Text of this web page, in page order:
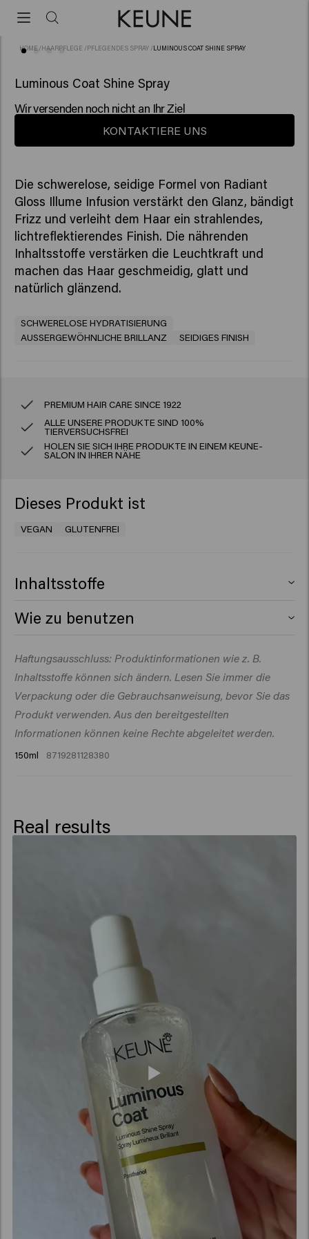
HOME /HAARPFLEGE /PFLEGENDES SPRAY /LUMINOUS COAT SHINE SPRAY
Luminous Coat Shine Spray
Wir versenden noch nicht an Ihr Ziel
KONTAKTIERE UNS
Die schwerelose, seidige Formel von Radiant
Gloss Illume Infusion verstärkt den Glanz, bändigt
Frizz und verleiht dem Haar ein strahlendes,
lichtreflektierendes Finish. Die nährenden
Inhaltsstoffe verstärken die Leuchtkraft und
machen das Haar geschmeidig, glatt und
natürlich glänzend.
SCHWERELOSE HYDRATISIERUNG
AUSSERGEWÖHNLICHE BRILLANZ
SEIDIGES FINISH
PREMIUM HAIR CARE SINCE 1922
ALLE UNSERE PRODUKTE SIND 100%
TIERVERSUCHSFREI
HOLEN SIE SICH IHRE PRODUKTE IN EINEM KEUNE-
SALON IN IHRER NÄHE
Dieses Produkt ist
VEGAN GLUTENFREI
Inhaltsstoffe
Dipropylene Glycol, Phenoxyethanol, Polysilicone-29,
Panthenol, Parfum (Fragrance), CI 77891/Titanium
Dioxide, Mica, Octenidine HCl, Tin Oxide,
Hexamethylindanopyran, Linalyl Acetate.
Wie zu benutzen
aktivieren. Wie gewünscht stylen.
Haftungsausschluss: Produktinformationen wie z. B.
Inhaltsstoffe können sich ändern. Lesen Sie immer die
Verpackung oder die Gebrauchsanweisung, bevor Sie das
Produkt verwenden. Aus den bereitgestellten
Informationen können keine Rechte abgeleitet werden.
150ml 8719281128380
Real results